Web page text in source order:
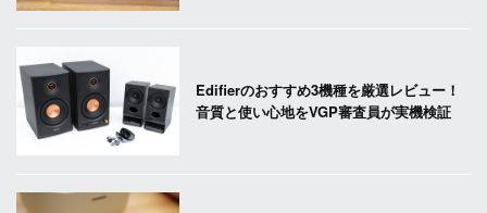
Edifierのおすすめ3機種を厳選レビュー！
音質と使い心地をVGP審査員が実機検証